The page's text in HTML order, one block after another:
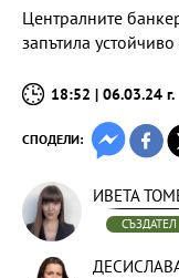
Централните
запътила
18:52 | 06.03.24 г.
СПОДЕЛИ:
ИВЕТА
СЪЗДАТЕЛ